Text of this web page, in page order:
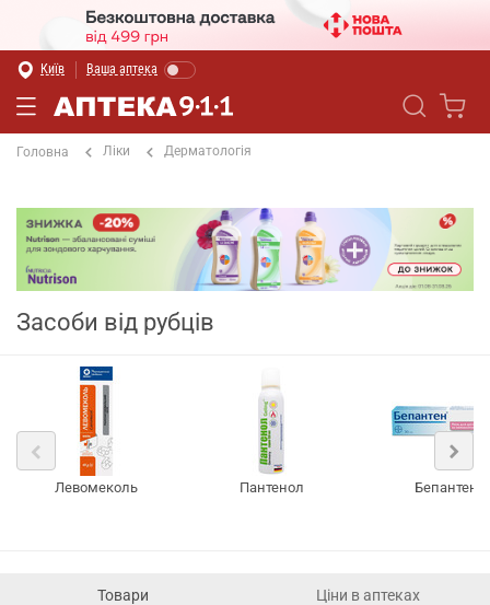
Київ Ваша аптека
Головна Ліки Дерматологія
Засоби від рубців
Левомеколь Пантенол Бепантен
Товари Ціни в аптеках